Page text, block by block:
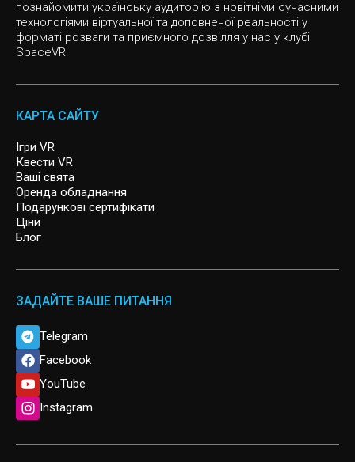
Слоу мо
Інді ігри
CYBERPUNK
VR квест, Спасіння Світу
SIGNAL LOST
ARCHER
познайомити українську аудиторію з новітніми сучасними
технологіями віртуальної та доповненої реальності у
форматі розваги та приємного дозвілля у нас у клубі
SpaceVR
КАРТА САЙТУ
Ігри VR
Квести VR
Ваші свята
Оренда обладнання
Подарункові сертифікати
Ціни
Блог
ЗАДАЙТЕ ВАШЕ ПИТАННЯ
Telegram
Facebook
YouTube
Instagram